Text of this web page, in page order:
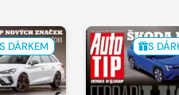
DÁRKEM S